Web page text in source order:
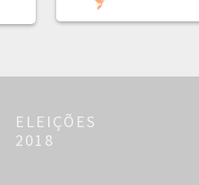
ELEIÇÕES
2018